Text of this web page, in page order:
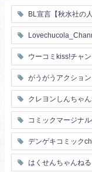
芸能人
ヤンキー・不良
富豪
店長・店員
幼馴染
ヤンキー
花嫁
初恋
片思い
人妻
婚約者
秘密の関係
甘エロ
メイド
泥酔
複数プレイ
友情・仲間
BL宣言【秋水社の
ウーコミkiss!チャ
がうがうアクション
クレヨンしんちゃ
コミックマージナ
デンゲキコミックch
はくせんちゃんねる